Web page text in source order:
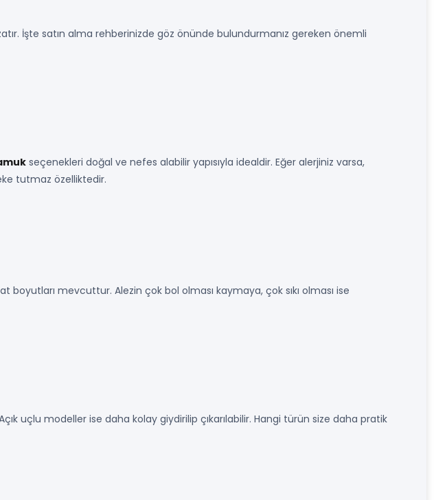
İşte satın alma rehberinizde göz önünde bulundurmanız gereken önemli
seçenekleri doğal ve nefes alabilir yapısıyla idealdir. Eğer alerjiniz varsa,
tutmaz özelliktedir.
boyutları mevcuttur. Alezin çok bol olması kaymaya, çok sıkı olması ise
uçlu modeller ise daha kolay giydirilip çıkarılabilir. Hangi türün size daha pratik